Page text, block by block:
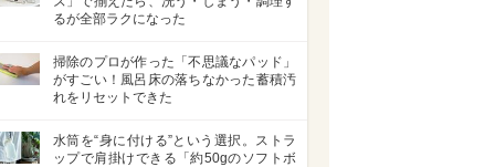
るが全部ラクになった
掃除のプロが作った「不思議なパッド」
がすごい！風呂床の落ちなかった蓄積汚
れをリセットできた
水筒を“身に付ける”という選択。ストラ
ップで肩掛けできる「約50gのソフトボ